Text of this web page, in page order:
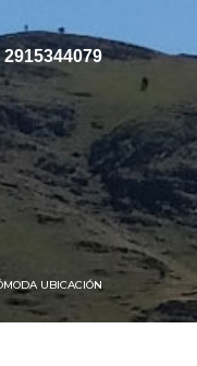
2915344079
UBICACIÓN